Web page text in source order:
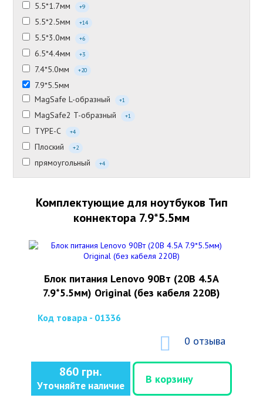
5.5*1.7мм +9
5.5*2.5мм +14
5.5*3.0мм +6
6.5*4.4мм +3
7.4*5.0мм +20
7.9*5.5мм
MagSafe L-образный
+1
MagSafe2 T-образный +1
TYPE-C +4
Плоский +2
прямоугольный +4
Комплектующие для ноутбуков Тип
коннектора 7.9*5.5мм
Блок питания Lenovo 90Вт (20В 4.5А
7.9*5.5мм) Original (без кабеля 220В)
Код товара - 01336
0 отзыва
860 грн.
Уточняйте наличие
В корзину